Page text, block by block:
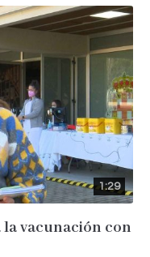
1:29
vacunación con